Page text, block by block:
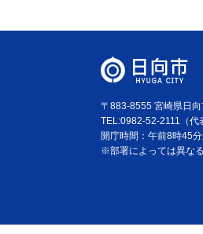
〒883-8555 宮崎県日
TEL:0982-52-2111（代
開庁時間：午前8時45
※部署によっては異な